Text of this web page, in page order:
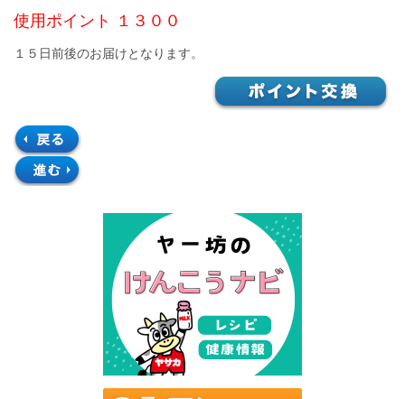
使用ポイント １３００
１５日前後のお届けとなります。